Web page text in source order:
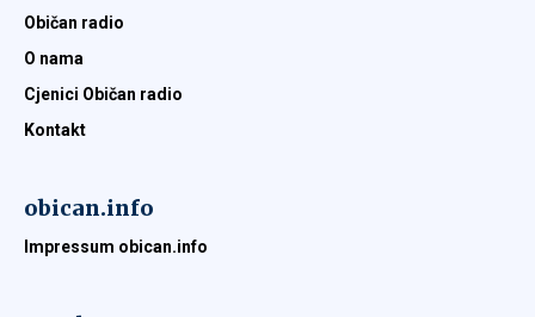
Običan radio
O nama
Cjenici Običan radio
Kontakt
obican.info
Impressum obican.info